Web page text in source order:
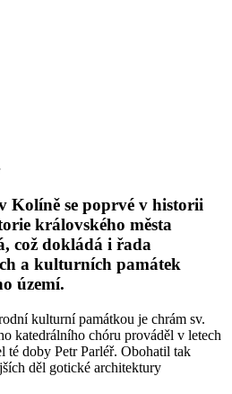
Kolíně se poprvé v historii
královského města
což dokládá i řada
a kulturních památek
území.
kulturní památkou je chrám sv.
katedrálního chóru prováděl v letech
té doby Petr Parléř. Obohatil tak
děl gotické architektury